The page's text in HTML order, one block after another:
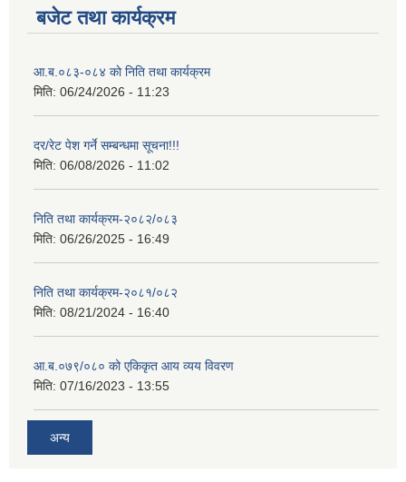
बजेट तथा कार्यक्रम
आ.ब.०८३-०८४ काे निति तथा कार्यक्रम
मिति: 06/24/2026 - 11:23
दर/रेट पेश गर्ने सम्बन्धमा सूचना!!!
मिति: 06/08/2026 - 11:02
निति तथा कार्यक्रम-२०८२/०८३
मिति: 06/26/2025 - 16:49
निति तथा कार्यक्रम-२०८१/०८२
मिति: 08/21/2024 - 16:40
आ.ब.०७९/०८० को एकिकृत आय व्यय विवरण
मिति: 07/16/2023 - 13:55
अन्य